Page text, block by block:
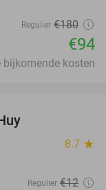
Regulier €180
€94
kosten
8.7 star
Regulier €12